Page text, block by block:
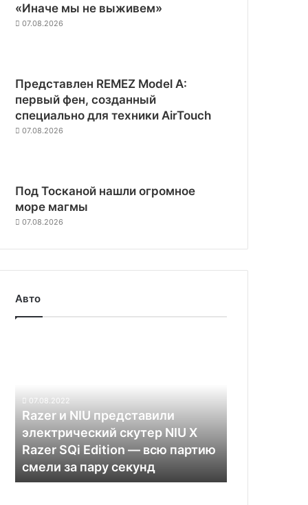
«Иначе мы не выживем»
07.08.2026
Представлен REMEZ Model A:
первый фен, созданный
специально для техники AirTouch
07.08.2026
Под Тосканой нашли огромное
море магмы
07.08.2026
Авто
скутер
Razer
SQi
Edition
07.08.2022
Razer и NIU представили
электрический скутер NIU X
Razer SQi Edition — всю партию
смели за пару секунд